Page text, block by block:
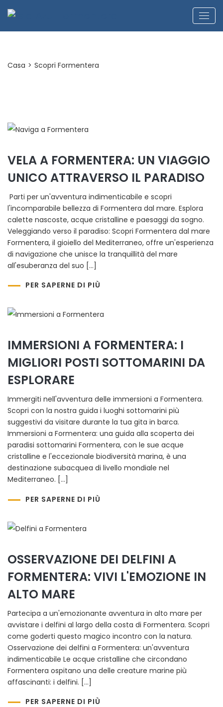
Casa > Scopri Formentera
VELA A FORMENTERA: UN VIAGGIO
UNICO ATTRAVERSO IL PARADISO
Parti per un'avventura indimenticabile e scopri
l'incomparabile bellezza di Formentera dal mare. Esplora
calette nascoste, acque cristalline e paesaggi da sogno.
Veleggiando verso il paradiso: Scopri Formentera dal mare
Formentera, il gioiello del Mediterraneo, offre un'esperienza
di navigazione che unisce la tranquillità del mare
all'esuberanza del suo […]
PER SAPERNE DI PIÙ
IMMERSIONI A FORMENTERA: I
MIGLIORI POSTI SOTTOMARINI DA
ESPLORARE
Immergiti nell'avventura delle immersioni a Formentera.
Scopri con la nostra guida i luoghi sottomarini più
suggestivi da visitare durante la tua gita in barca.
Immersioni a Formentera: una guida alla scoperta dei
paradisi sottomarini Formentera, con le sue acque
cristalline e l'eccezionale biodiversità marina, è una
destinazione subacquea di livello mondiale nel
Mediterraneo. […]
PER SAPERNE DI PIÙ
OSSERVAZIONE DEI DELFINI A
FORMENTERA: VIVI L'EMOZIONE IN
ALTO MARE
Partecipa a un'emozionante avventura in alto mare per
avvistare i delfini al largo della costa di Formentera. Scopri
come goderti questo magico incontro con la natura.
Osservazione dei delfini a Formentera: un'avventura
indimenticabile Le acque cristalline che circondano
Formentera ospitano una delle creature marine più
affascinanti: i delfini. […]
PER SAPERNE DI PIÙ